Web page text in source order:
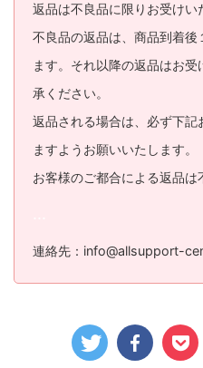
返品は不良品に限りお受けい
不良品の返品は、商品到着後
ます。それ以降の返品はお
承ください。
返品される場合は、必ず下
ますようお願いいたします。
お客様のご都合による返品は
連絡先：info@allsupport-